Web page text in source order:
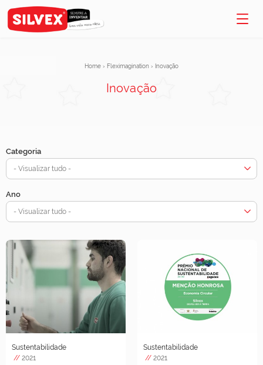
Home › Fleximagination › Inovação
Inovação
Categoria
- Visualizar tudo -
Ano
- Visualizar tudo -
Sustentabilidade
// 2021
Sustentabilidade
// 2021